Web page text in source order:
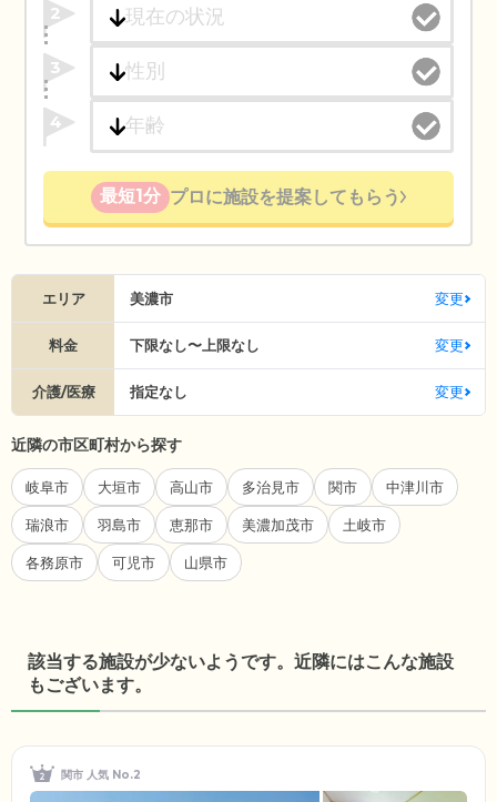
2
3
4
最短1分 プロに施設を提案してもらう
エリア 美濃市 変更
料金 下限なし〜上限なし 変更
介護/医療 指定なし 変更
近隣の市区町村から探す
岐阜市 大垣市 高山市 多治見市 関市 中津川市
瑞浪市 羽島市 恵那市 美濃加茂市 土岐市
各務原市 可児市 山県市
該当する施設が少ないようです。近隣にはこんな施設
もございます。
関市 人気 No.2